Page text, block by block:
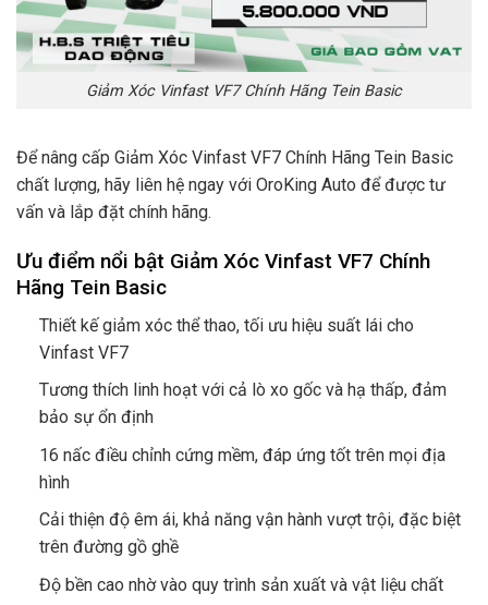
Giảm Xóc Vinfast VF7 Chính Hãng Tein Basic
Để nâng cấp Giảm Xóc Vinfast VF7 Chính Hãng Tein Basic
chất lượng, hãy liên hệ ngay với OroKing Auto để được tư
vấn và lắp đặt chính hãng.
Ưu điểm nổi bật Giảm Xóc Vinfast VF7 Chính
Hãng Tein Basic
Thiết kế giảm xóc thể thao, tối ưu hiệu suất lái cho
Vinfast VF7
Tương thích linh hoạt với cả lò xo gốc và hạ thấp, đảm
bảo sự ổn định
16 nấc điều chỉnh cứng mềm, đáp ứng tốt trên mọi địa
hình
Cải thiện độ êm ái, khả năng vận hành vượt trội, đặc biệt
trên đường gồ ghề
Độ bền cao nhờ vào quy trình sản xuất và vật liệu chất